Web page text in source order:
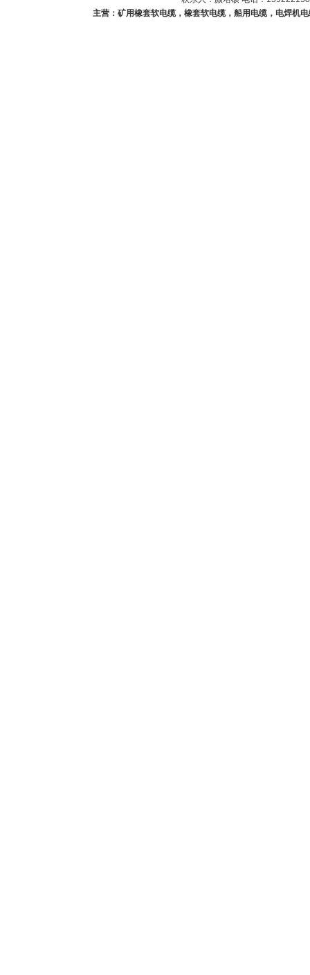
主营：矿用橡套软电缆，橡套软电缆，船用电缆，电焊机